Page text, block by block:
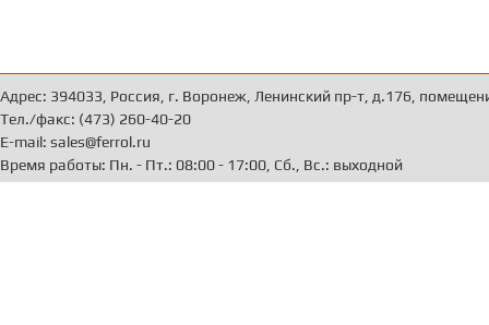
Адрес: 394033, Россия, г. Воронеж, Ленинский пр-т, д.176,
Тел./факс: (473) 260-40-20
E-mail: sales@ferrol.ru
Время работы: Пн. - Пт.: 08:00 - 17:00, Сб., Вс.: выходной